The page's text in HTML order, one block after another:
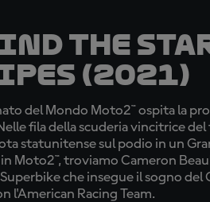
the
(2021)
del Mondo Moto2™ ospita la
fila della scuderia vincitrice
statunitense sul podio in un
Moto2™, troviamo Cameron
che insegue il sogno
l'American Racing Team.